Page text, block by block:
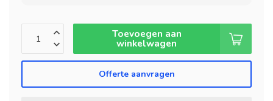
Toevoegen aan
winkelwagen
Offerte aanvragen